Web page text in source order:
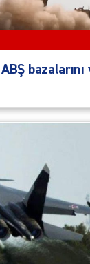
bazalarını